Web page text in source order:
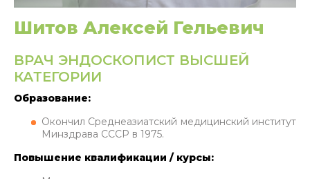
Шитов Алексей Гельевич
ВРАЧ ЭНДОСКОПИСТ ВЫСШЕЙ
КАТЕГОРИИ
Образование:
Окончил Среднеазиатский медицинский институт
Минздрава СССР в 1975.
Повышение квалификации / курсы: